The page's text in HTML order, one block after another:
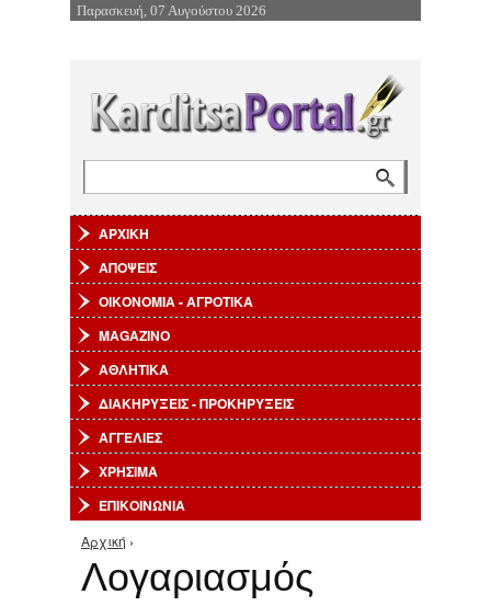
Επιστροφή στην Πλοήγηση
Παρασκευή, 07 Αυγούστου 2026
ΑΡΧΙΚΗ
ΑΠΟΨΕΙΣ
ΟΙΚΟΝΟΜΙΑ - ΑΓΡΟΤΙΚΑ
MAGAZINO
ΑΘΛΗΤΙΚΑ
ΔΙΑΚΗΡΥΞΕΙΣ - ΠΡΟΚΗΡΥΞΕΙΣ
ΑΓΓΕΛΙΕΣ
ΧΡΗΣΙΜΑ
ΕΠΙΚΟΙΝΩΝΙΑ
Είστε εδώ
Αρχική ›
Λογαριασμός